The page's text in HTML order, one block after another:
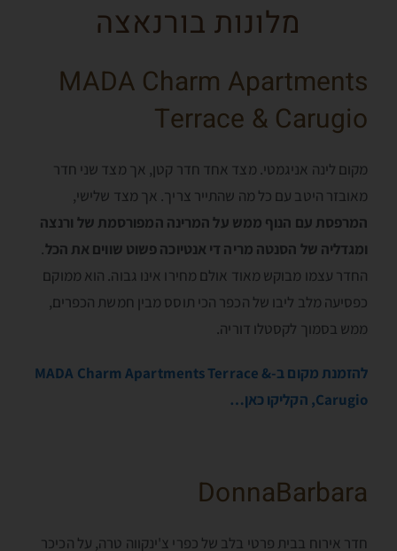
מלונות בורנאצה
MADA Charm Apartments
Terrace & Carugio
מקום לינה אניגמטי. מצד אחד חדר קטן, אך מצד שני חדר
מאובזר היטב עם כל מה שהתייר צריך. אך מצד שלישי,
המרפסת עם הנוף ממש על המרינה המפורסמת של ורנצה
ומגדליה של הסנטה מריה די אנטיוכה פשוט שווים את הכל.
החדר עצמו מבוקש מאוד אולם מחירו אינו גבוה. הוא ממוקם
כפסיעה מלב ליבו של הכפר הכי תוסס מבין חמשת הכפרים,
ממש בסמוך לקסטלו דוריה.
להזמנת מקום ב-MADA Charm Apartments Terrace &
Carugio, הקליקו כאן…
DonnaBarbara
חדר אירוח בבית פרטי בלב של כפרי צ'ינקווה טרה, על הכיכר